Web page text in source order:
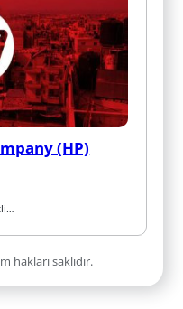
(HP)
hakları saklıdır.